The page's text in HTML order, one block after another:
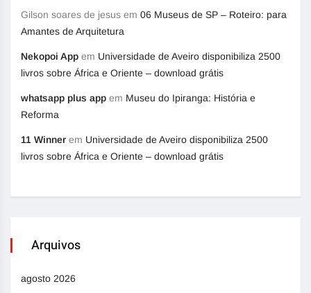
Gilson soares de jesus em 06 Museus de SP – Roteiro: para
Amantes de Arquitetura
Nekopoi App em Universidade de Aveiro disponibiliza 2500
livros sobre África e Oriente – download grátis
whatsapp plus app em Museu do Ipiranga: História e
Reforma
11 Winner em Universidade de Aveiro disponibiliza 2500
livros sobre África e Oriente – download grátis
Arquivos
agosto 2026